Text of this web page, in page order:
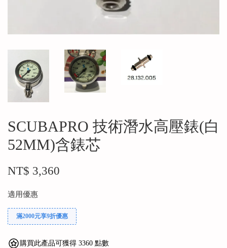
SCUBAPRO 技術潛水高壓錶(白
52MM)含錶芯
NT$ 3,360
適用優惠
滿2000元享9折優惠
購買此產品可獲得 3360 點數